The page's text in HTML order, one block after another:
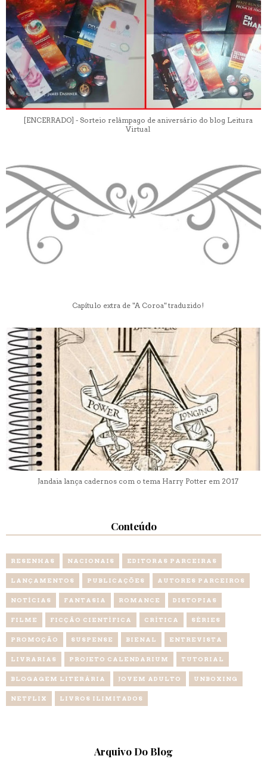
[ENCERRADO] - Sorteio relâmpago de aniversário do blog Leitura
Virtual
Capítulo extra de "A Coroa" traduzido!
Jandaia lança cadernos com o tema Harry Potter em 2017
Conteúdo
RESENHAS NACIONAIS EDITORAS PARCEIRAS
LANÇAMENTOS PUBLICAÇÕES AUTORES PARCEIROS
NOTÍCIAS FANTASIA ROMANCE DISTOPIAS
FILME FICÇÃO CIENTÍFICA CRÍTICA SÉRIES
PROMOÇÃO SUSPENSE BIENAL ENTREVISTA
LIVRARIAS PROJETO CALENDARIUM TUTORIAL
BLOGAGEM LITERÁRIA JOVEM ADULTO UNBOXING
NETFLIX LIVROS ILIMITADOS
Arquivo Do Blog